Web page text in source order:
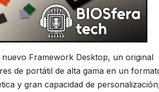
Framework Desktop, un original
de portátil de alta gama en un
y gran capacidad de